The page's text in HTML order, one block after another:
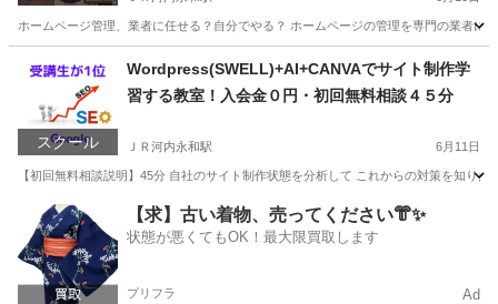
ホームページ管理、業者に任せる？自分でやる？ ホームページの管理を専門の業者
マンツーマン
スクール
Wordpress(SWELL)+AI+CANVAでサイト制作学
習する教室！入会金０円・初回無料相談４５分
ＪＲ河内永和駅 6月11日
【初回無料相談説明】45分 自社のサイト制作状態を分析して これからの対策を知
大阪 東大阪市 ＪＲ河内永和駅 ホームページ作成 無料
【求】古い着物、売ってください👘✨
状態が悪くてもOK！最大限買取します
プリフラ Ad